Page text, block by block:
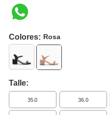
Colores: Rosa
Talle:
35.0 36.0